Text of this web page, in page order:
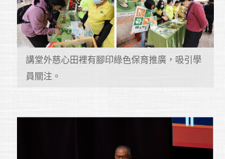
講堂外慈心田裡有腳印綠色保育推廣，吸引學
員關注。